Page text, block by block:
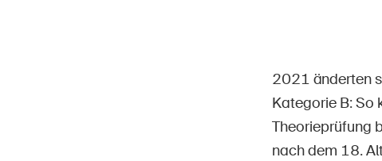
2021 änderten
Kategorie B: So
Theorieprüfung
nach dem 18.